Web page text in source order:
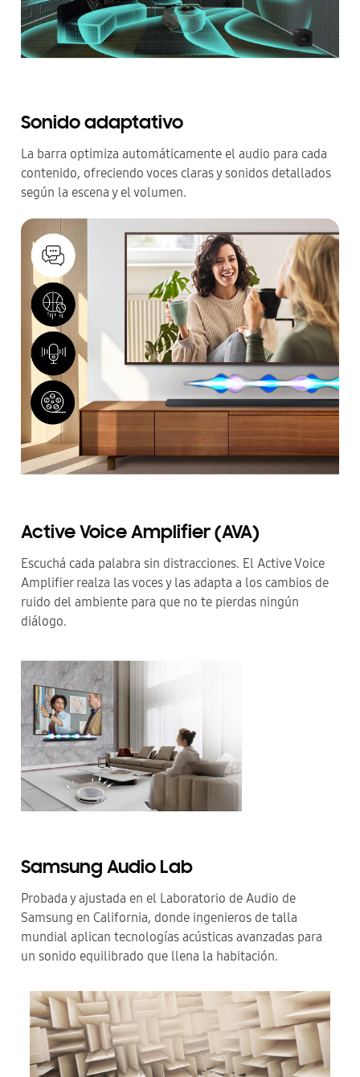
Sonido adaptativo
La barra optimiza automáticamente el audio para cada
contenido, ofreciendo voces claras y sonidos detallados
según la escena y el volumen.
Active Voice Amplifier (AVA)
Escuchá cada palabra sin distracciones. El Active Voice
Amplifier realza las voces y las adapta a los cambios de
ruido del ambiente para que no te pierdas ningún
diálogo.
Samsung Audio Lab
Probada y ajustada en el Laboratorio de Audio de
Samsung en California, donde ingenieros de talla
mundial aplican tecnologías acústicas avanzadas para
un sonido equilibrado que llena la habitación.